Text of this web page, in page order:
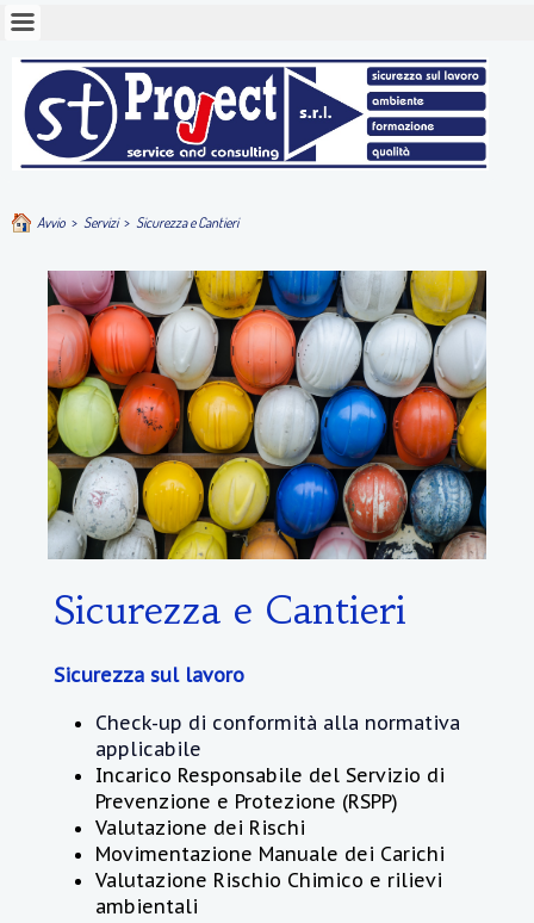
Avvio > Servizi > Sicurezza e Cantieri
Sicurezza e Cantieri
Sicurezza sul lavoro
Check-up di conformità alla normativa
applicabile
Incarico Responsabile del Servizio di
Prevenzione e Protezione (RSPP)
Valutazione dei Rischi
Movimentazione Manuale dei Carichi
Valutazione Rischio Chimico e rilievi
ambientali